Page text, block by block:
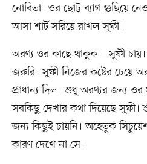
নোবিতা। ওর ছোট্ট ব্যাগ গুছিয়ে
আসা শার্ট সরিয়ে রাখল সুফী।
অরণ্য ওর কাছে থাকুক—সুফী চায়।
জরুরি। সুফী নিজের কষ্টের চেয়ে
প্রাধান্য দিল। শুধু অরণ্যর জন্য ওর
সবকিছু দেখার কথা দিয়েছে
জন্য কিছুই চায়নি। অহেতুক
কারণ দেখে না সে।